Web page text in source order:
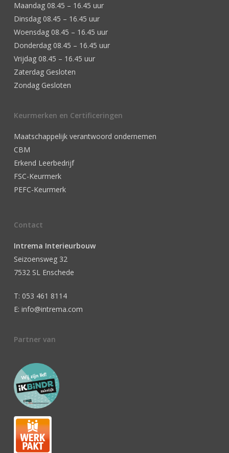
Maandag 08.45 – 16.45 uur
Dinsdag 08.45 – 16.45 uur
Woensdag 08.45 – 16.45 uur
Donderdag 08.45 – 16.45 uur
Vrijdag 08.45 – 16.45 uur
Zaterdag Gesloten
Zondag Gesloten
Keurmerken en Certificeringen
Maatschappelijk verantwoord ondernemen
CBM
Erkend Leerbedrijf
FSC-Keurmerk
PEFC-Keurmerk
Contact
Intrema Interieurbouw
Seizoensweg 32
7532 SL Enschede
T: 053 461 8114
E: info@intrema.com
Partner van